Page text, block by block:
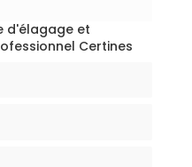
d'élagage et
Certines